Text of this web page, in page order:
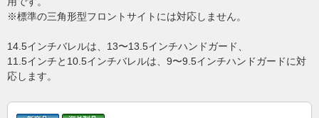
※標準の三角形型フロントサイトには対応しません。
14.5インチバレルは、13〜13.5インチハンドガード、
11.5インチと10.5インチバレルは、9〜9.5インチハンドガードに対
応します。